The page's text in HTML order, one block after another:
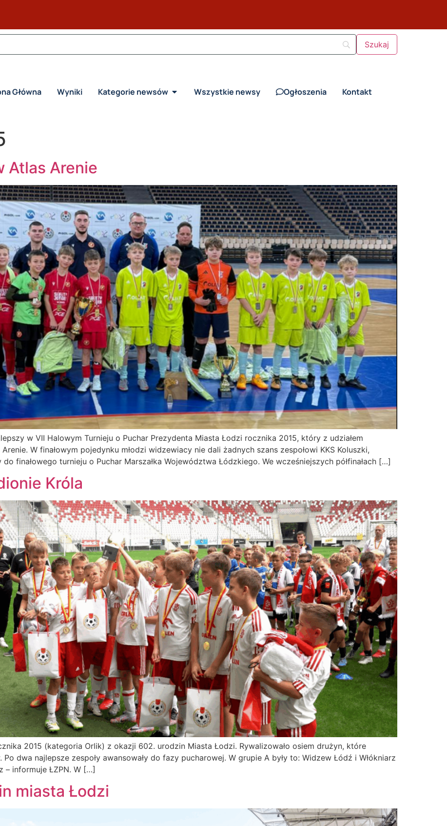
Główna Wyniki Kategorie newsów Wszystkie newsy Ogłoszenia Kontakt
Atlas Arenie
w VII Halowym Turnieju o Puchar Prezydenta Miasta Łodzi rocznika 2015, który z udziałem
W finałowym pojedynku młodzi widzewiacy nie dali żadnych szans zespołowi KKS Koluszki,
finałowego turnieju o Puchar Marszałka Województwa Łódzkiego. We wcześniejszych półfinałach […]
Króla
2015 (kategoria Orlik) z okazji 602. urodzin Miasta Łodzi. Rywalizowało osiem drużyn, które
dwa najlepsze zespoły awansowały do fazy pucharowej. W grupie A były to: Widzew Łódź i Włókniarz
– informuje ŁZPN. W […]
miasta Łodzi